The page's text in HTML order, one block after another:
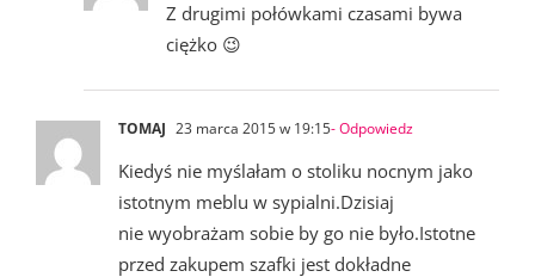
Z drugimi połówkami czasami bywa
ciężko 😉
TOMAJ 23 marca 2015 w 19:15- Odpowiedz
Kiedyś nie myślałam o stoliku nocnym jako
istotnym meblu w sypialni.Dzisiaj
nie wyobrażam sobie by go nie było.Istotne
przed zakupem szafki jest dokładne